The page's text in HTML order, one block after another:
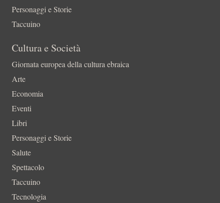
Personaggi e Storie
Taccuino
Cultura e Società
Giornata europea della cultura ebraica
Arte
Economia
Eventi
Libri
Personaggi e Storie
Salute
Spettacolo
Taccuino
Tecnologia